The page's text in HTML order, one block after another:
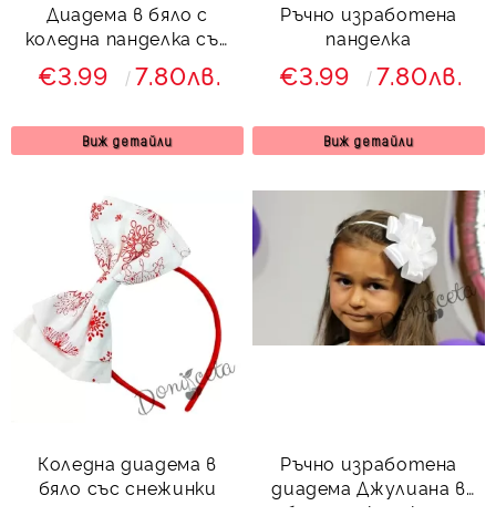
Диадема в бяло с
коледна панделка със
златисто
€3.99 7.80лв.
Виж детайли
Ръчно изработена
панделка
€3.99 7.80лв.
Виж детайли
Коледна диадема в
бяло със снежинки
Ръчно изработена
диадема Джулиана в